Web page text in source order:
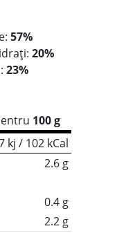
57%
20%
23%
100 g
kj / 102 kCal
2.6 g
0.4 g
2.2 g